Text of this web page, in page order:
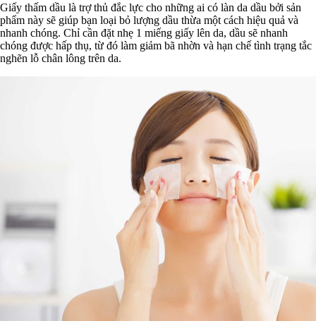
Giấy thấm dầu là trợ thủ đắc lực cho những ai có làn da dầu bởi sản
phẩm này sẽ giúp bạn loại bỏ lượng dầu thừa một cách hiệu quả và
nhanh chóng. Chỉ cần đặt nhẹ 1 miếng giấy lên da, dầu sẽ nhanh
chóng được hấp thụ, từ đó làm giảm bã nhờn và hạn chế tình trạng tắc
nghẽn lỗ chân lông trên da.